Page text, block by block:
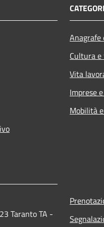
Cultura
Vita
Imprese
Mobilità
Taranto TA -